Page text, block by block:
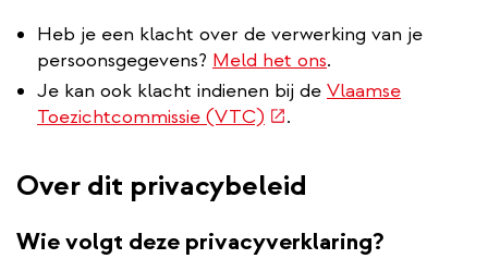
Heb je een klacht over de verwerking van je
persoonsgegevens? Meld het ons.
Je kan ook klacht indienen bij de Vlaamse
Toezichtcommissie (VTC) (externe
.
Over dit privacybeleid
Wie volgt deze privacyverklaring?